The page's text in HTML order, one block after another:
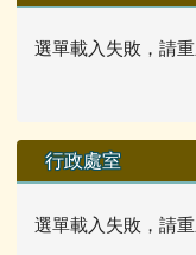
選單載入失敗，請重
行政處室
選單載入失敗，請重